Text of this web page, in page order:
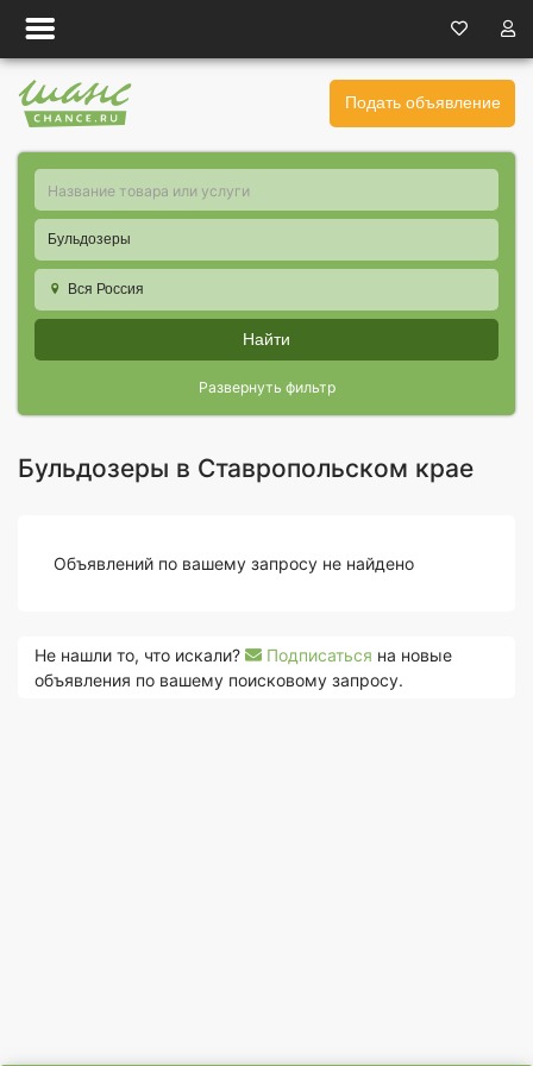
Подать объявление
Бульдозеры
Вся Россия
Найти
Развернуть фильтр
Бульдозеры в Ставропольском крае
Объявлений по вашему запросу не найдено
Не нашли то, что искали? Подписаться на новые
объявления по вашему поисковому запросу.